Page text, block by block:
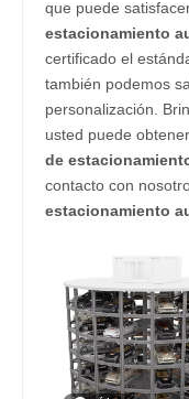
que puede
estacionamiento
certificado el
también podemos
personalización.
usted puede
de
contacto con
estacionamiento